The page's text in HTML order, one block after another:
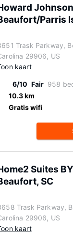
Parris
Trask Parkway,
29906, US
kaart
6/10 Fair 958
10.3 km
Gratis wifi
Suites
SC
Trask Parkway,
29906, US
kaart